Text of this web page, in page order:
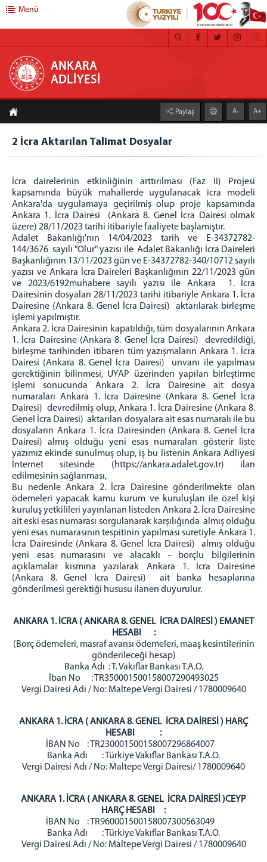
ANKARA ADLİYESİ
ANASAYFA
ADLİYEMİZ
MEDYA İLETİŞİM BÜROSU
BASIN DUYURULARI
FAALİYET RAPORU
CEZA İNFAZ KURUMLARI
MAHKEMELER
C. BAŞSAVCILIĞI
CUMHURİYET BAŞSAVCISI
KOMİSYON
İCRA DAİRELERİ BŞK.
İCRA DAİRELERİ BAŞKANLIĞI
İCRA DAİRELERİ IBAN NUMARALARI
İCRA DAİRELERİ AKTARILAN DOSYA LİSTELERİ
ANKARA İCRA DAİRELERİ-İLETİŞİM
ULAŞIM/İLETİŞİM
Menü
ANKARA
ADLİYESİ
Paylaş A- A+
2 İcra Aktarılan Talimat Dosyalar
İcra dairelerinin etkinliğinin arttırılması (Faz II) Projesi
kapsamında büyük mahallerde uygulanacak icra modeli
Ankara'da uygulamaya geçirilmiş olup proje kapsamında
Ankara 1. İcra Dairesi (Ankara 8. Genel İcra Dairesi olmak
üzere) 28/11/2023 tarihi itibariyle faaliyete başlamıştır.
Adalet Bakanlığı'nın 14/04/2023 tarih ve E-34372782-
144/3676 sayılı "Olur" yazısı ile Adalet Bakanlığı İcra Daireleri
Başkanlığının 13/11/2023 gün ve E-34372782-340/10712 sayılı
yazısı ve Ankara İcra Daireleri Başkanlığının 22/11/2023 gün
ve 2023/6192muhabere sayılı yazısı ile Ankara 1. İcra
Dairesinin dosyaları 28/11/2023 tarihi itibariyle Ankara 1. İcra
Dairesine (Ankara 8. Genel İcra Dairesi) aktarılarak birleşme
işlemi yapılmıştır.
Ankara 2. İcra Dairesinin kapatıldığı, tüm dosyalarının Ankara
1. İcra Dairesine (Ankara 8. Genel İcra Dairesi) devredildiği,
birleşme tarihinden itibaren tüm yazışmaların Ankara 1. İcra
Dairesi (Ankara 8. Genel İcra Dairesi) unvanı ile yapılması
gerektiğinin bilinmesi, UYAP üzerinden yapılan birleştirme
işlemi sonucunda Ankara 2. İcra Dairesine ait dosya
numaraları Ankara 1. İcra Dairesine (Ankara 8. Genel İcra
Dairesi) devredilmiş olup, Ankara 1. İcra Dairesine (Ankara 8.
Genel İcra Dairesi) aktarılan dosyalara ait esas numaralı ile bu
dosyaların Ankara 1. İcra Dairesinden (Ankara 8. Genel İcra
Dairesi) almış olduğu yeni esas numaraları gösterir liste
yazımız ekinde sunulmuş olup, iş bu listenin Ankara Adliyesi
İnternet sitesinde (https://ankara.adalet.gov.tr) ilan
edilmesinin sağlanması,
Bu nedenle Ankara 2. İcra Dairesine gönderilmekte olan
ödemeleri yapacak kamu kurum ve kuruluşları ile özel kişi
kuruluş yetkilileri yayınlanan listeden Ankara 2. İcra Dairesine
ait eski esas numarası sorgulanarak karşılığında almış olduğu
yeni esas numarasının tespitinin yapılması suretiyle Ankara 1.
İcra Dairesinde (Ankara 8. Genel İcra Dairesi) almış olduğu
yeni esas numarasını ve alacaklı - borçlu bilgilerinin
açıklamalar kısmına yazılarak Ankara 1. İcra Dairesine
(Ankara 8. Genel İcra Dairesi) ait banka hesaplarına
gönderilmesi gerektiği hususu ilanen duyurulur.
ANKARA 1. İCRA ( ANKARA 8. GENEL İCRA DAİRESİ ) EMANET
HESABI :
(Borç ödemeleri, masraf avansı ödemeleri, maaş kesintilerinin
gönderileceği hesap)
Banka Adı : T. Vakıflar Bankası T.A.O.
İban No : TR350001500158007290493025
Vergi Dairesi Adı / No: Maltepe Vergi Dairesi / 1780009640
ANKARA 1. İCRA ( ANKARA 8. GENEL İCRA DAİRESİ ) HARÇ
HESABI :
İBAN No : TR230001500158007296864007
Banka Adı : Türkiye Vakıflar Bankası T.A.O.
Vergi Dairesi Adı / No: Maltepe Vergi Dairesi/ 1780009640
ANKARA 1. İCRA ( ANKARA 8. GENEL İCRA DAİRESİ )CEYP
HARÇ HESABI :
İBAN No : TR960001500158007300563049
Banka Adı : Türkiye Vakıflar Bankası T.A.O.
Vergi Dairesi Adı / No: Maltepe Vergi Dairesi / 1780009640